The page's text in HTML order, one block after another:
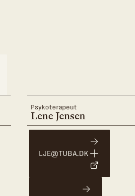
Psykoterapeut
Lene Jensen
LJE@TUBA.DK